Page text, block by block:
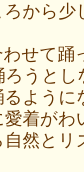
ろから
せて踊
うと
ように
着が
然と